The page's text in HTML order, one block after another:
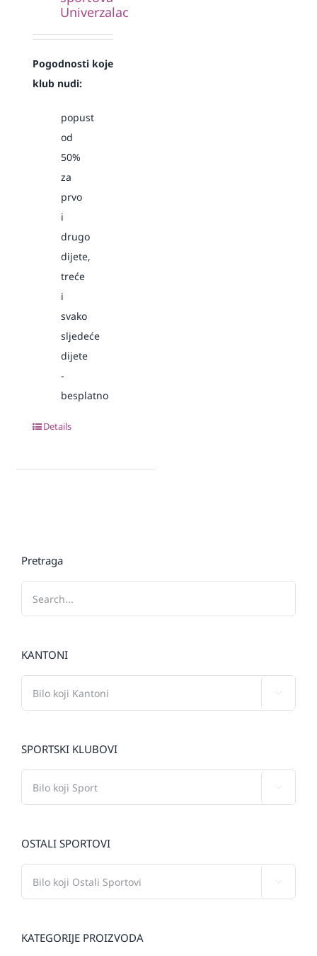
Univerzalac
Pogodnosti koje
klub nudi:
popust
od
50%
za
prvo
i
drugo
dijete,
treće
i
svako
sljedeće
dijete
-
besplatno
Details
Pretraga
KANTONI
SPORTSKI KLUBOVI
OSTALI SPORTOVI
KATEGORIJE PROIZVODA